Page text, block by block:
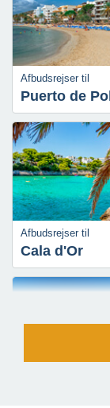
Afbudsrejser til
Afbudsrejser til
Cala d'Or